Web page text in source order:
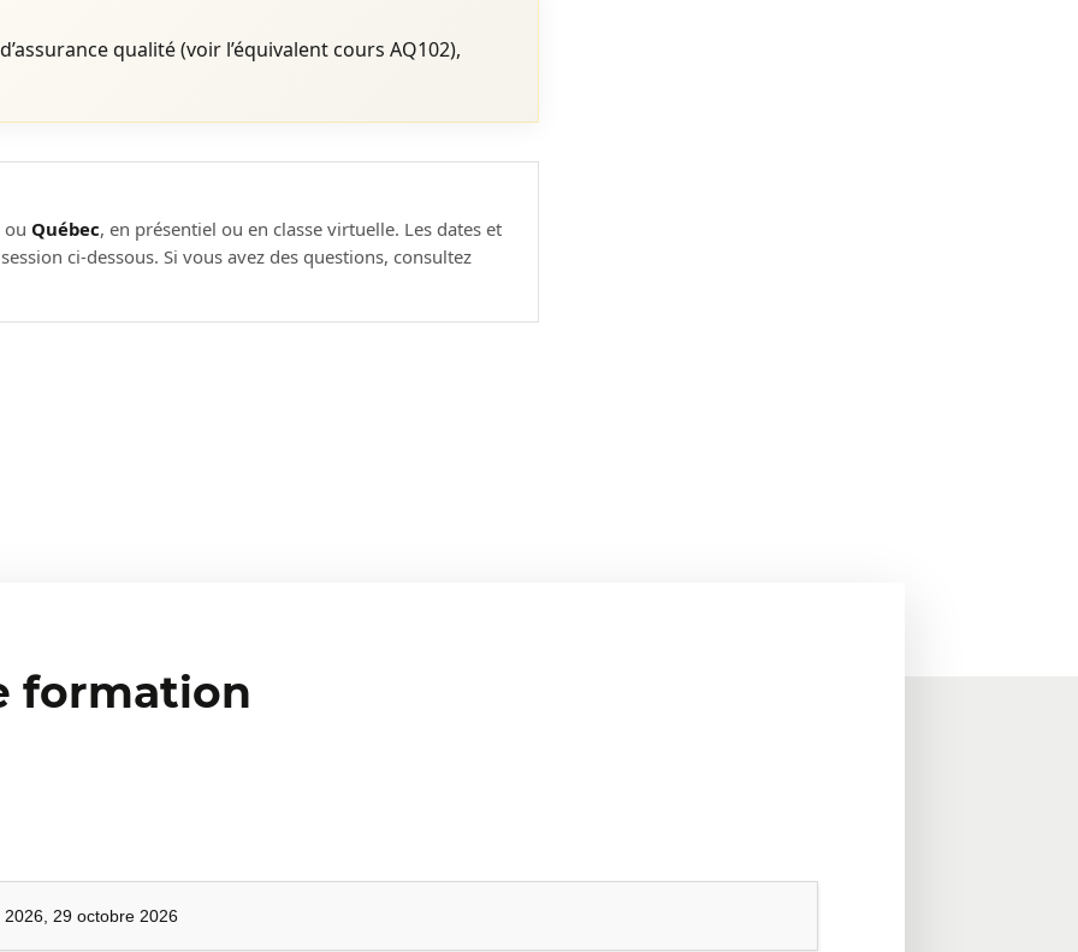
les critères d’acceptation.
qualité (voir l’équivalent cours AQ102),
ou Québec, en présentiel ou en classe virtuelle. Les dates et
ci-dessous. Si vous avez des questions, consultez
formation
2026, 29 octobre 2026